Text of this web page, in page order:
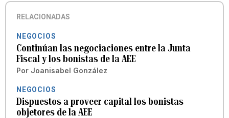
RELACIONADAS
NEGOCIOS
Continúan las negociaciones entre la Junta
Fiscal y los bonistas de la AEE
Por Joanisabel González
NEGOCIOS
Dispuestos a proveer capital los bonistas
objetores de la AEE